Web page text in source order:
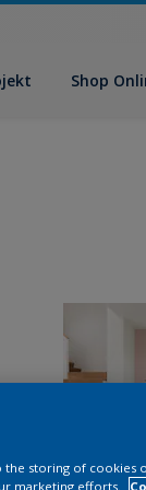
Shop
the storing of
marketing efforts.